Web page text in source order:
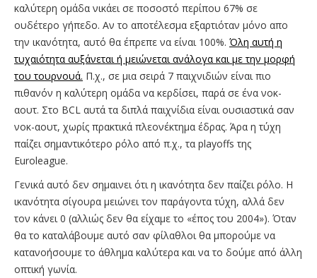
καλύτερη ομάδα νικάει σε ποσοστό περίπου 67% σε
ουδέτερο γήπεδο. Αν το αποτέλεσμα εξαρτιόταν μόνο απο
την ικανότητα, αυτό θα έπρεπε να είναι 100%. Όλη αυτή η
τυχαιότητα αυξάνεται ή μειώνεται ανάλογα και με την μορφή
του τουρνουά. Π.χ., σε μια σειρά 7 παιχνιδιών είναι πιο
πιθανόν η καλύτερη ομάδα να κερδίσει, παρά σε ένα νοκ-
αουτ. Στο BCL αυτά τα διπλά παιχνίδια είναι ουσιαστικά σαν
νοκ-αουτ, χωρίς πρακτικά πλεονέκτημα έδρας. Άρα η τύχη
παίζει σημαντικότερο ρόλο από π.χ., τα playoffs της
Euroleague.
Γενικά αυτό δεν σημαινει ότι η ικανότητα δεν παίζει ρόλο. Η
ικανότητα σίγουρα μειώνει τον παράγοντα τύχη, αλλά δεν
τον κάνει 0 (αλλιώς δεν θα είχαμε το «έπος του 2004»). Όταν
θα το καταλάβουμε αυτό σαν φίλαθλοι θα μπορούμε να
κατανοήσουμε το άθλημα καλύτερα και να το δούμε από άλλη
οπτική γωνία.